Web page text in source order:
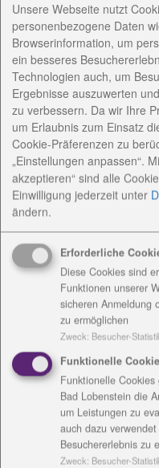
Ein weiterer
gGmbH ist das
Elektronikbaugruppen.
Dafür wurde ein ESD-
der 6 Lötarbeitsplätze
Dort können wir unter
vorbereiten,
konfektionieren und
Konzeptionelle
Angebote /
Unsere Webseite nutzt
personenbezogene Daten
Browserinformation, um
ein besseres
Technologien auch, um
Ergebnisse auszuwerten
zu verbessern. Da wir Ihre
um Erlaubnis zum Einsatz
Cookie-Präferenzen zu
„Einstellungen anpassen“.
akzeptieren“ sind alle
Einwilligung jederzeit unter
ändern.
Erforderliche
Diese Cookies sind
Funktionen unserer
sicheren Anmeldung
zu ermöglichen
Zweck: Besucher-
Funktionelle
Funktionelle
Bad Lobenstein die
um Leistungen zu
auch dazu
Besuchererlebnis zu
Zweck: Besucher-